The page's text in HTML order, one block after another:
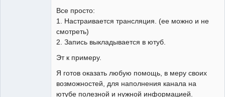
Все просто:
1. Настраивается трансляция. (ее можно и не
смотреть)
2. Запись выкладывается в ютуб.
Эт к примеру.
Я готов оказать любую помощь, в меру своих
возможностей, для наполнения канала на
ютубе полезной и нужной информацией.